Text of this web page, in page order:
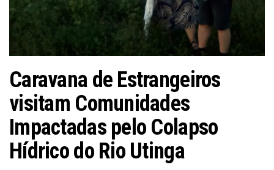
Caravana de Estrangeiros
visitam Comunidades
Impactadas pelo Colapso
Hídrico do Rio Utinga